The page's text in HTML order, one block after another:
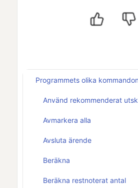
Programmets olika kommandon
Använd rekommenderat
Avmarkera alla
Avsluta ärende
Beräkna
Beräkna restnoterat antal